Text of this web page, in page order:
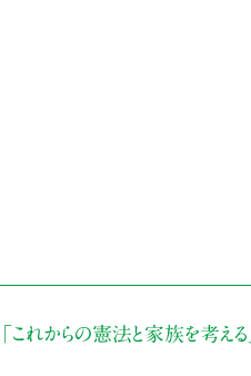
「これからの憲法と家族を考える」